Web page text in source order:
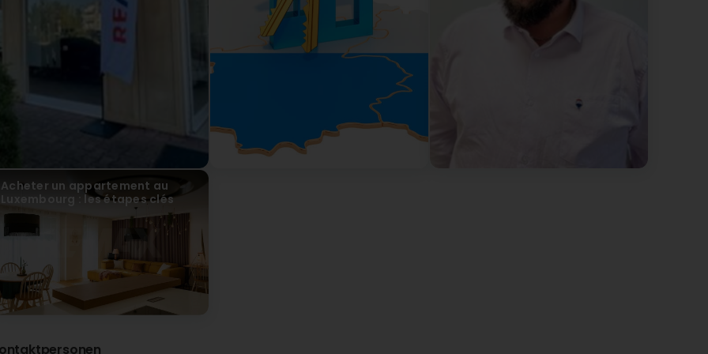
vor 2 Monat(en)
Bonjour, Merci beaucoup pour votre confiance et pour ce très bel avis. Je suis ravi d'avoir pu vous
accompagner dans la vente de votre appartement et que mon suivi ainsi que mon professionnalisme
aient été à la hauteur de vos attentes. Votre recommandation est la plus belle récompense de mon
travail. Je vous souhaite beaucoup de bonheur pour la suite de vos projets. Bien cordialement, Guillaume
Tardy
Carlos Eduardo Higuera
vor 3 Monat(en)
(Translated by Google) We would like to sincerely thank Mr. Tardy for his support during the purchase of our
first apartment. This step was very important to us, and he guided us with great professionalism, patience, and
kindness from beginning to end. Always available to answer our questions and reassure us, he made this
experience much more peaceful and enjoyable. We are very grateful and recommend him without hesitation
to anyone looking for a trustworthy real estate agent. Thank you again! (Original) Nous tenons à remercier
sincèrement Monsieur Tardy pour son accompagnement lors de l’achat de notre premier appartement. Cette
étape était très importante pour nous, et il a su nous guider avec beaucoup de professionnalisme, de
patience et de bienveillance du début à la fin. Toujours disponible pour répondre à nos questions et nous
rassurer, il a rendu cette expérience beaucoup plus sereine et agréable. Nous lui sommes très
reconnaissants et le recommandons sans hésitation à toute personne à la recherche d’un agent immobilier
de confiance. Encore un grand merci !
Tardy Guillaume
Acheter un appartement au
Luxembourg : les étapes clés